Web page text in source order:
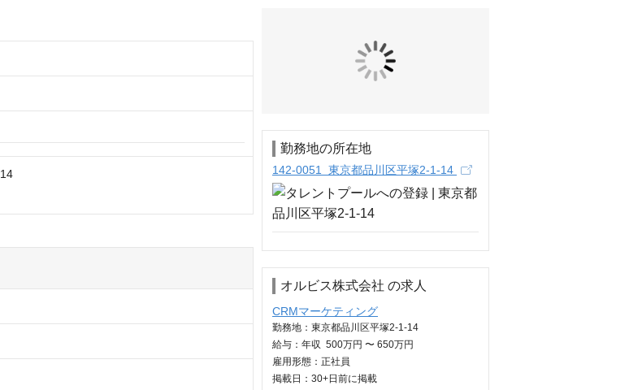
勤務地の所在地
142-0051 東京都品川区平塚2-1-14
オルビス株式会社 の求人
CRMマーケティング
勤務地：東京都品川区平塚2-1-14
給与： 年収 500万円 〜 650万円
雇用形態：正社員
掲載日： 30+日 前に掲載